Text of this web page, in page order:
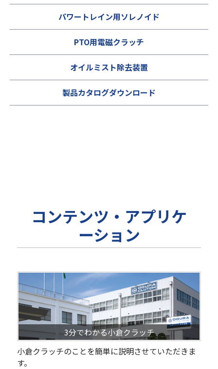
パワートレイン用ソレノイド
PTO用電磁クラッチ
オイルミスト除去装置
製品カタログダウンロード
コンテンツ・アプリケ
ーション
3分でわかる小倉クラッチ
小倉クラッチのことを簡単に説明させていただきま
す。